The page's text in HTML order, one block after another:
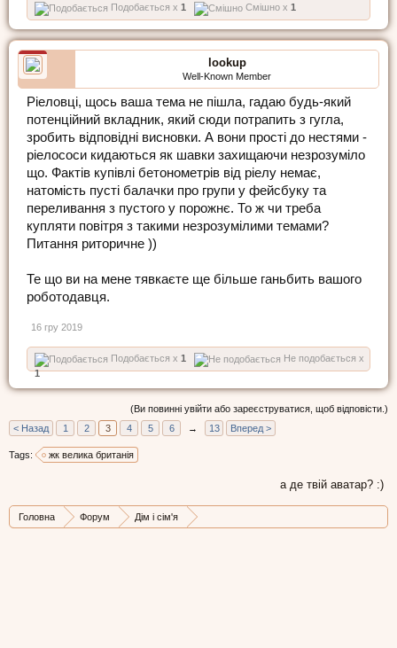
Подобається x 1 Смішно x 1
lookup
Well-Known Member
Ріеловці, щось ваша тема не пішла, гадаю будь-який
потенційний вкладник, який сюди потрапить з гугла,
зробить відповідні висновки. А вони прості до нестями -
ріелососи кидаються як шавки захищаючи незрозуміло
що. Фактів купівлі бетонометрів від ріелу немає,
натомість пусті балачки про групи у фейсбуку та
переливання з пустого у порожнє. То ж чи треба
купляти повітря з такими незрозумілими темами?
Питання риторичне ))
Те що ви на мене тявкаєте ще більше ганьбить вашого
роботодавця.
16 гру 2019
Подобається x 1
Не подобається x
1
(Ви повинні увійти або зареєструватися, щоб відповісти.)
< Назад
1 2 3 4 5 6 → 13 Вперед >
Tags: жк велика британія
а де твій аватар? :)
Головна Форум
Дім і сім'я